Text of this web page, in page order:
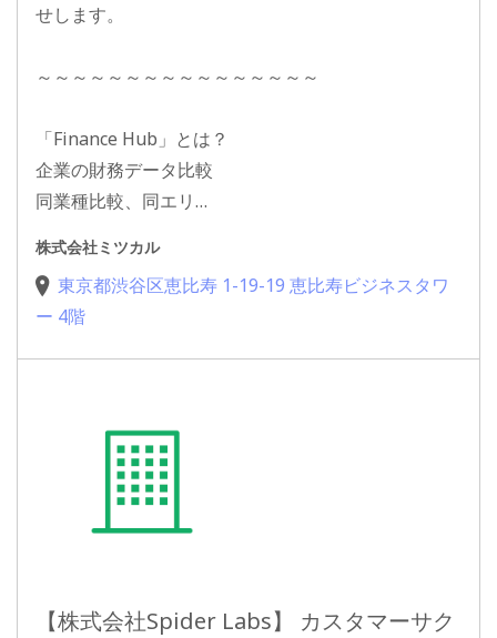
せします。
～～～～～～～～～～～～～～～～
「Finance Hub」とは？
企業の財務データ比較
同業種比較、同エリ…
株式会社ミツカル
東京都渋谷区恵比寿 1-19-19 恵比寿ビジネスタワ
ー 4階
【株式会社Spider Labs】 カスタマーサク